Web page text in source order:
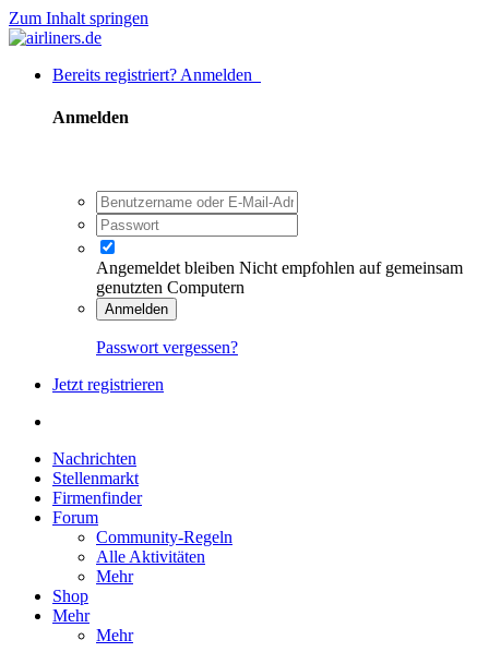
Zum Inhalt springen
Bereits registriert? Anmelden
Anmelden
Angemeldet bleiben Nicht empfohlen auf gemeinsam
genutzten Computern
Anmelden
Passwort vergessen?
Jetzt registrieren
Nachrichten
Stellenmarkt
Firmenfinder
Forum
Community-Regeln
Alle Aktivitäten
Mehr
Shop
Mehr
Mehr